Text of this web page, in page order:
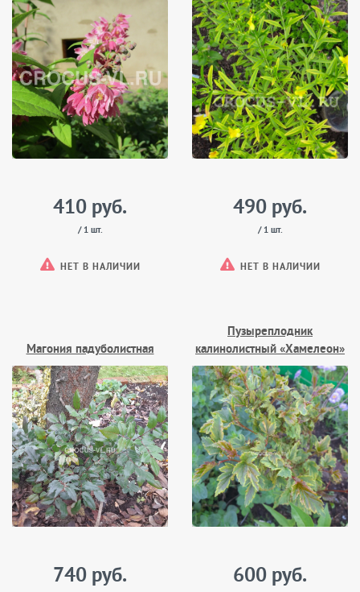
410 руб.
/ 1 шт.
НЕТ В НАЛИЧИИ
490 руб.
/ 1 шт.
НЕТ В НАЛИЧИИ
Магония падуболистная
740 руб.
Пузыреплодник
калинолистный «Хамелеон»
600 руб.